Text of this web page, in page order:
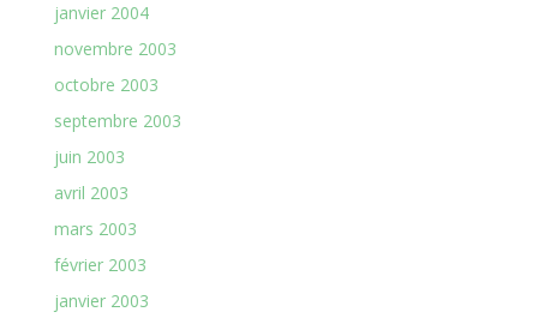
janvier 2004
novembre 2003
octobre 2003
septembre 2003
juin 2003
avril 2003
mars 2003
février 2003
janvier 2003